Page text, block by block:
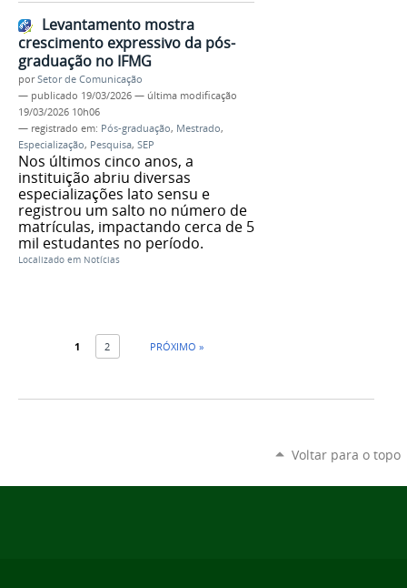
Levantamento mostra
crescimento expressivo da pós-
graduação no IFMG
porSetor de Comunicação
— publicado 19/03/2026 — última modificação
19/03/2026 10h06
— registrado em: Pós-graduação, Mestrado,
Especialização, Pesquisa, SEP
Nos últimos cinco anos, a
instituição abriu diversas
especializações lato sensu e
registrou um salto no número de
matrículas, impactando cerca de 5
mil estudantes no período.
Localizado em Notícias
1 2 PRÓXIMO »
Voltar para o topo